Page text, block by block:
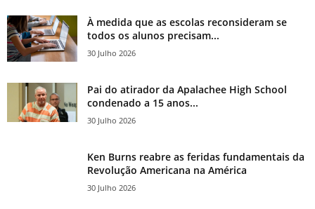
À medida que as escolas reconsideram se
todos os alunos precisam...
30 Julho 2026
Pai do atirador da Apalachee High School
condenado a 15 anos...
30 Julho 2026
Ken Burns reabre as feridas fundamentais da
Revolução Americana na América
30 Julho 2026